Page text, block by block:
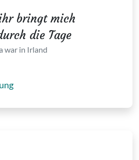
bringt mich
die Tage
war in Irland